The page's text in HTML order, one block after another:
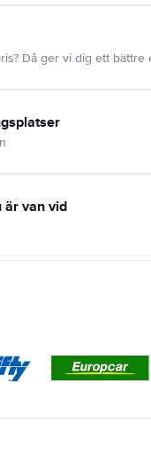
Då ger vi dig ett bättre
är van vid